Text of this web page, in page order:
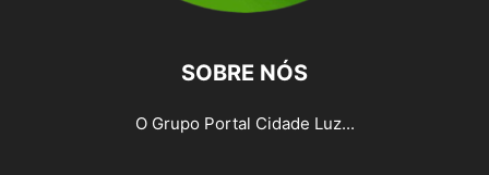
SOBRE NÓS
O Grupo Portal Cidade Luz...